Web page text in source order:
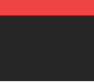
Fairy Tail Store -